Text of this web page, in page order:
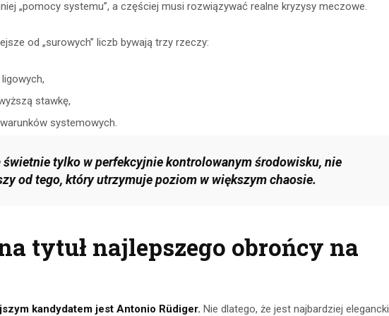
„pomocy systemu”, a częściej musi rozwiązywać realne kryzysy meczowe.
od „surowych” liczb bywają trzy rzeczy:
stawkę,
systemowych.
świetnie tylko w perfekcyjnie kontrolowanym środowisku, nie
od tego, który utrzymuje poziom w większym chaosie.
tytuł najlepszego obrońcy na
kandydatem jest Antonio Rüdiger. Nie dlatego, że jest najbardziej elegancki